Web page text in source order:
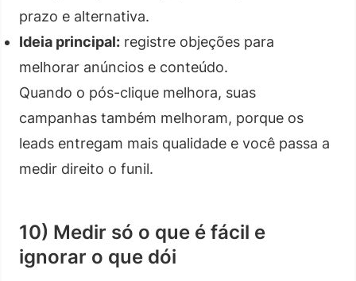
prazo e alternativa.
Ideia principal: registre objeções para
melhorar anúncios e conteúdo.
Quando o pós-clique melhora, suas
campanhas também melhoram, porque os
leads entregam mais qualidade e você passa a
medir direito o funil.
10) Medir só o que é fácil e
ignorar o que dói